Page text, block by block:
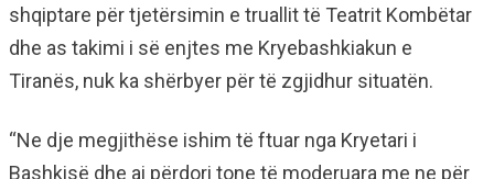
shqiptare për tjetërsimin e truallit të Teatrit Kombëtar
dhe as takimi i së enjtes me Kryebashkiakun e
Tiranës, nuk ka shërbyer për të zgjidhur situatën.
“Ne dje megjithëse ishim të ftuar nga Kryetari i
Bashkisë dhe ai përdori tone të moderuara me ne për